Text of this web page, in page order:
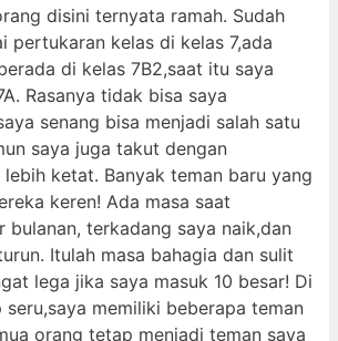
disini ternyata ramah. Sudah
pertukaran kelas di kelas 7,ada
di kelas 7B2,saat itu saya
Rasanya tidak bisa saya
senang bisa menjadi salah satu
saya juga takut dengan
ketat. Banyak teman baru yang
keren! Ada masa saat
bulanan, terkadang saya naik,dan
Itulah masa bahagia dan sulit
lega jika saya masuk 10 besar! Di
memiliki beberapa teman
orang tetap menjadi teman saya